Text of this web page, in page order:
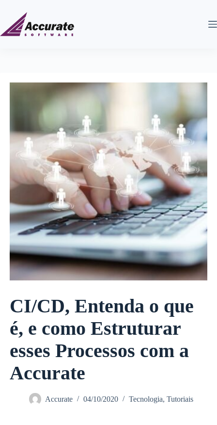
CI/CD, Entenda o que
é, e como Estruturar
esses Processos com a
Accurate
Accurate 04/10/2020 Tecnologia, Tutoriais